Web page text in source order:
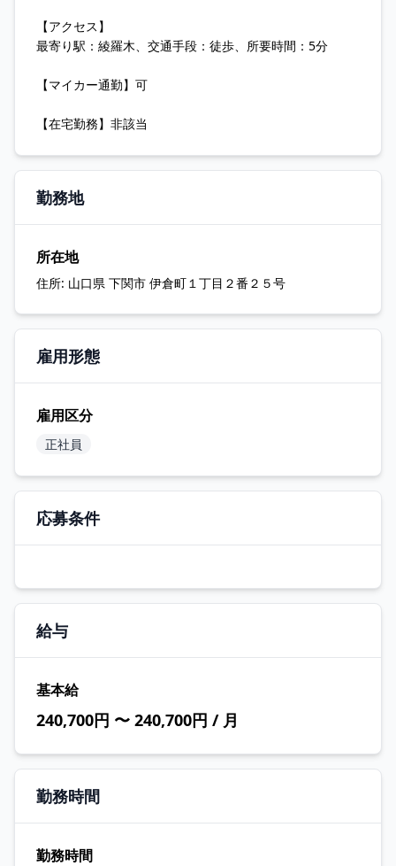
【アクセス】
最寄り駅：綾羅木、交通手段：徒歩、所要時間：5分
【マイカー通勤】可
【在宅勤務】非該当
勤務地
所在地
住所: 山口県 下関市 伊倉町１丁目２番２５号
雇用形態
雇用区分
正社員
応募条件
給与
基本給
240,700円 〜 240,700円 / 月
勤務時間
勤務時間